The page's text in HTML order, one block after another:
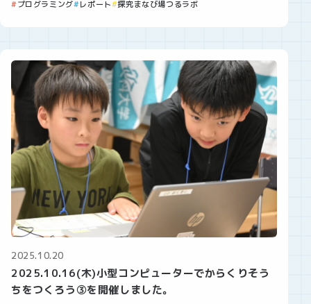
プログラミング レポート 探究まなび場つるラボ
2025.10.20
2025.10.16(木)小型コンピューターでからくりそう
ちをつくろう③を開催しました。